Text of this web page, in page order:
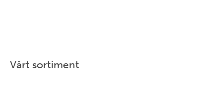
Vårt sortiment
Hjem / Vårt sortiment